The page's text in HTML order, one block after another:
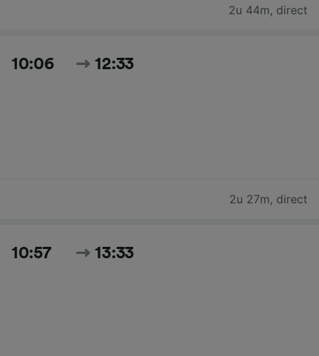
2u 44m, direct
10:06 12:33
2u 27m, direct
10:57 13:33